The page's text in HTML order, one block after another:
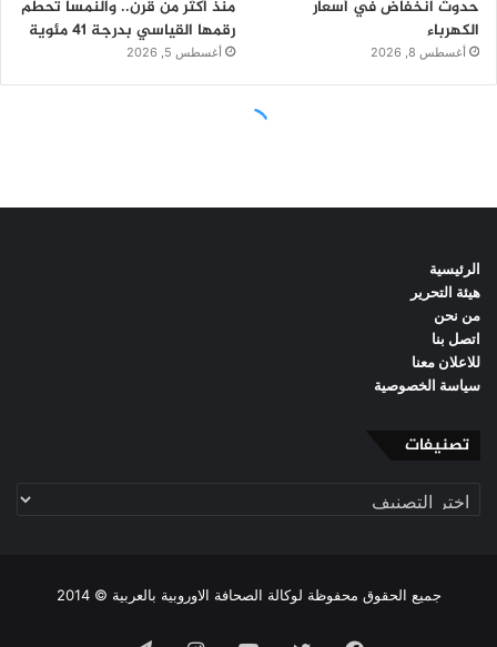
الرئيسية
هيئة التحرير
من نحن
اتصل بنا
للاعلان معنا
سياسة الخصوصية
تصنيفات
تصنيفات
جميع الحقوق محفوظة لوكالة الصحافة الاوروبية بالعربية © 2014